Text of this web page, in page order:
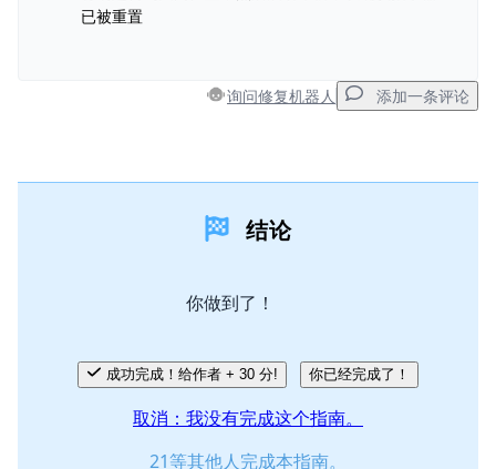
取消 发帖评论
已被重置
询问修复机器人 添加一条评论
结论
你做到了！
成功完成！给作者 + 30 分! 你已经完成了！
取消：我没有完成这个指南。
21等其他人完成本指南。